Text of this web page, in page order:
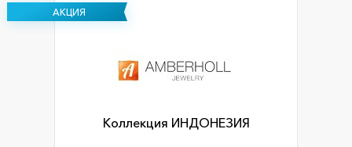
АКЦИЯ
Коллекция ИНДОНЕЗИЯ